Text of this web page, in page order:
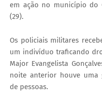
em ação no município do
(29).
Os policiais militares
um indivíduo traficando
Major Evangelista
noite anterior houve uma
de pessoas.